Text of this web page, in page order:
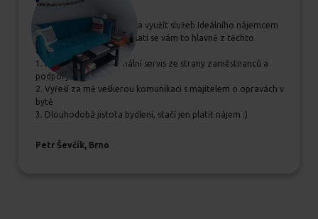
Pokud se rozhodujete, zda využít služeb Ideálního nájemcem
určitě jim dejte šanci, vyplatí se vám to hlavně z těchto
důvodů:
1. Příjemný a profesionální servis ze strany zaměstnanců a
podpory
2. Vyřeší za mě veškerou komunikaci s majitelem o opravách v
bytě
3. Dlouhodobá jistota bydlení, stačí jen platit nájem :)
Petr Ševčík, Brno